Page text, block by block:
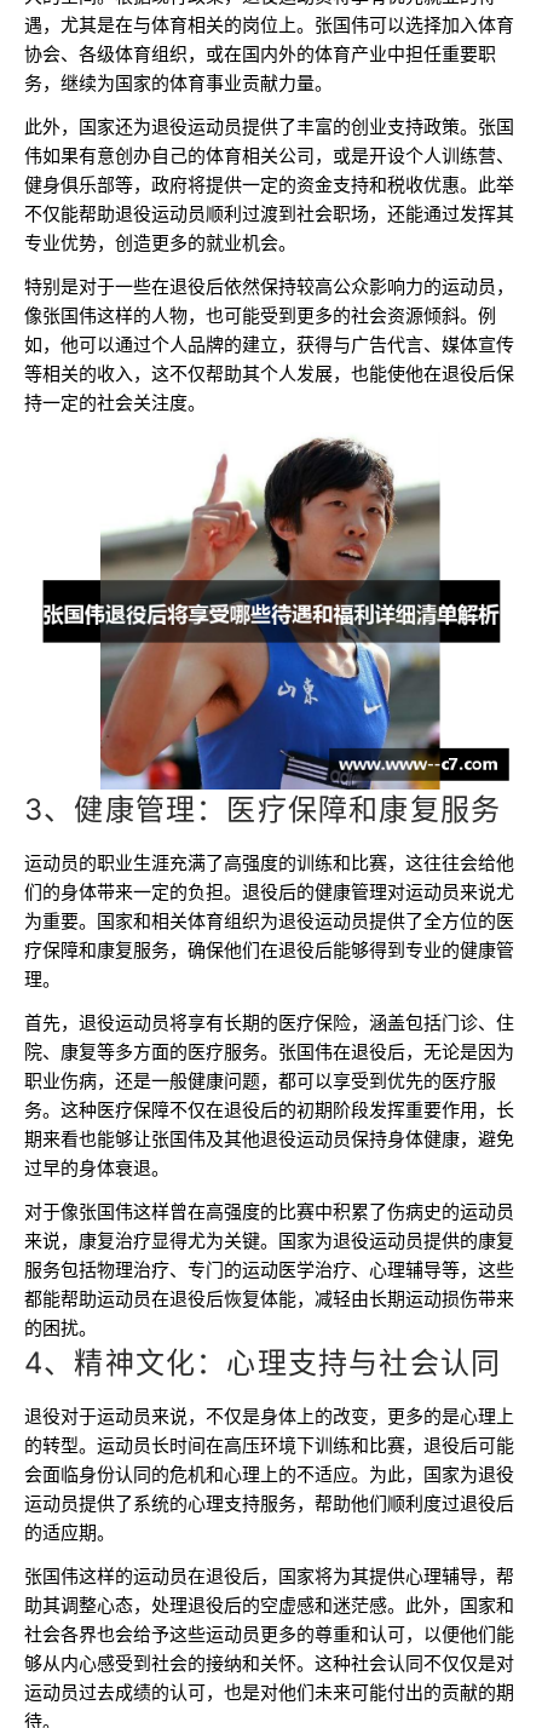
遇，尤其是在与体育相关的岗位上。张国伟可以选择加入体育
协会、各级体育组织，或在国内外的体育产业中担任重要职
务，继续为国家的体育事业贡献力量。
此外，国家还为退役运动员提供了丰富的创业支持政策。张国
伟如果有意创办自己的体育相关公司，或是开设个人训练营、
健身俱乐部等，政府将提供一定的资金支持和税收优惠。此举
不仅能帮助退役运动员顺利过渡到社会职场，还能通过发挥其
专业优势，创造更多的就业机会。
特别是对于一些在退役后依然保持较高公众影响力的运动员，
像张国伟这样的人物，也可能受到更多的社会资源倾斜。例
如，他可以通过个人品牌的建立，获得与广告代言、媒体宣传
等相关的收入，这不仅帮助其个人发展，也能使他在退役后保
持一定的社会关注度。
3、健康管理：医疗保障和康复服务
运动员的职业生涯充满了高强度的训练和比赛，这往往会给他
们的身体带来一定的负担。退役后的健康管理对运动员来说尤
为重要。国家和相关体育组织为退役运动员提供了全方位的医
疗保障和康复服务，确保他们在退役后能够得到专业的健康管
理。
首先，退役运动员将享有长期的医疗保险，涵盖包括门诊、住
院、康复等多方面的医疗服务。张国伟在退役后，无论是因为
职业伤病，还是一般健康问题，都可以享受到优先的医疗服
务。这种医疗保障不仅在退役后的初期阶段发挥重要作用，长
期来看也能够让张国伟及其他退役运动员保持身体健康，避免
过早的身体衰退。
对于像张国伟这样曾在高强度的比赛中积累了伤病史的运动员
来说，康复治疗显得尤为关键。国家为退役运动员提供的康复
服务包括物理治疗、专门的运动医学治疗、心理辅导等，这些
都能帮助运动员在退役后恢复体能，减轻由长期运动损伤带来
的困扰。
4、精神文化：心理支持与社会认同
退役对于运动员来说，不仅是身体上的改变，更多的是心理上
的转型。运动员长时间在高压环境下训练和比赛，退役后可能
会面临身份认同的危机和心理上的不适应。为此，国家为退役
运动员提供了系统的心理支持服务，帮助他们顺利度过退役后
的适应期。
张国伟这样的运动员在退役后，国家将为其提供心理辅导，帮
助其调整心态，处理退役后的空虚感和迷茫感。此外，国家和
社会各界也会给予这些运动员更多的尊重和认可，以便他们能
够从内心感受到社会的接纳和关怀。这种社会认同不仅仅是对
运动员过去成绩的认可，也是对他们未来可能付出的贡献的期
待。